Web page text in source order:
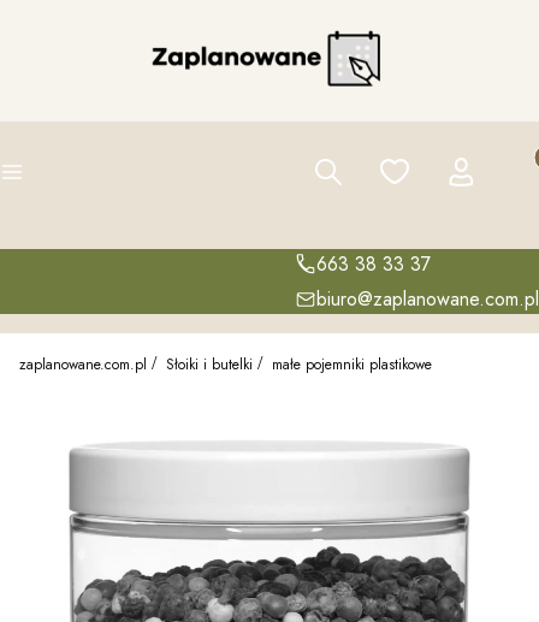
Menu Szukaj Ulubione Zaloguj się
663 38 33 37
biuro@zaplanowane.com.pl
zaplanowane.com.pl Słoiki i butelki małe pojemniki plastikowe